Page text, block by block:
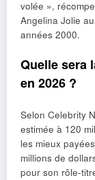
volée »,
Angelina Jolie
années 2000.
Quelle sera
en 2026 ?
Selon Celebrity
estimée à 120
les mieux
millions de
pour son rôle-